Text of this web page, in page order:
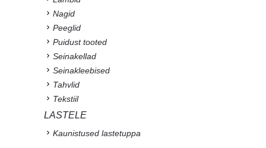
Nagid
Peeglid
Puidust tooted
Seinakellad
Seinakleebised
Tahvlid
Tekstiil
LASTELE
Kaunistused lastetuppa